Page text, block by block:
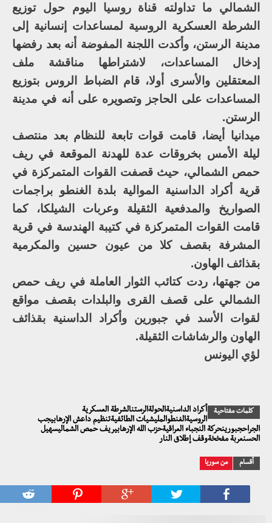
الشمالي ما تداولته قناة روسيا اليوم حول توزيع
الشرطة العسكرية الروسية لمساعدات إنسانية إلى
مدينة الرستن، وأكدت اللجنة المفوضة أنه بعد رفضها
إدخال المساعدات، لاشتراطها مناقشة ملف
المعتقلين والأسرى أولا، قام الضباط الروس بتوزيع
المساعدات على الحاجز وتصويره على أنه في مدينة
الرستن.
ميدانيا أيضا، قامت قوات تابعة للنظام بعد منتصف
ليلة الأمس بخروقات عدة للهدنة الموقعة في ريف
حمص الشمالي، حيث قصفت القوات المتمركزة في
قرية أكراد الداسنية الموالية بلدة الغنطو براجمات
الصواريخ والمدفعية الثقيلة وعربات الشيلكا، كما
قامت القوات المتمركزة في كتيبة الهندسة في قرية
المشرفة بقصف كلا من عيون حسين والمكرمية
بقذائف الهاون.
من جهتها، ردت كتائب الثوار العاملة في ريف حمص
الشمالي على قصف القرى والبلدات بقصف مواقع
لقوات الأسد في جبورين وأكراد الداسنية بقذائف
الهاون والرشاشات الثقيلة.
لؤي اليونس
كلمات مفتاحية
أكراد الداسنيةالحولةالرستنالشرطة العسكرية
الروسيةالغنطوالمليشيات الطائفيةتنظيم داعش الإرهابيجب
الجراحجبورينحركة النجباء العراقيةحزب الله الإرهابيريف حمص الشماليسهيل
الحسنعربة مفخخةوقف إطلاق النار
أقسام من سوريا